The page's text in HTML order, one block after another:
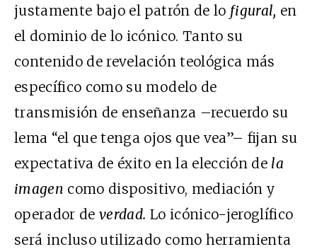
justamente bajo el patrón de lo figural, en
el dominio de lo icónico. Tanto su
contenido de revelación teológica más
específico como su modelo de
transmisión de enseñanza –recuerdo su
lema “el que tenga ojos que vea”– fijan su
expectativa de éxito en la elección de la
imagen como dispositivo, mediación y
operador deverdad. Lo icónico-jeroglífico
será incluso utilizado como herramienta